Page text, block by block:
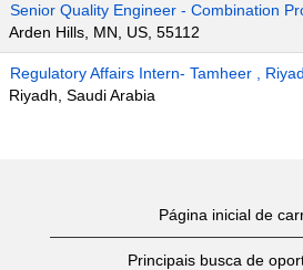
Senior Quality Engineer - Combination
Arden Hills, MN, US, 55112
Regulatory Affairs Intern- Tamheer ,
Riyadh, Saudi Arabia
Página inicial de
Principais busca de